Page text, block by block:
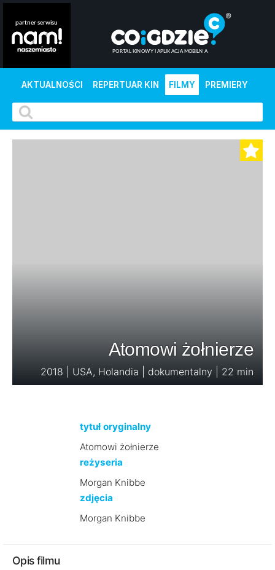
AKTUALNOŚCI REPERTUAR KIN FILMY PREMIERY
Atomowi żołnierze
2018 | USA, Holandia | dokumentalny | 22 min
tytuł oryginalny
Atomowi żołnierze
reżyseria
Morgan Knibbe
zdjęcia
Morgan Knibbe
Opis filmu